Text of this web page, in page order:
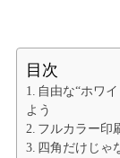
目次
自由な“ホワ
よう
フルカラー印
四角だけじゃ